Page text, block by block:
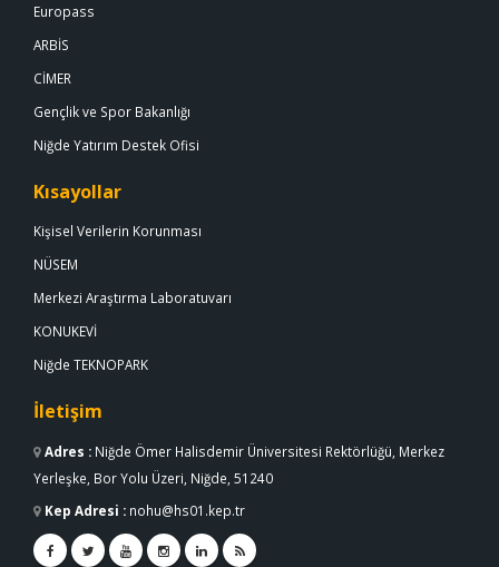
Europass
ARBİS
CİMER
Gençlik ve Spor Bakanlığı
Niğde Yatırım Destek Ofisi
Kısayollar
Kişisel Verilerin Korunması
NÜSEM
Merkezi Araştırma Laboratuvarı
KONUKEVİ
Niğde TEKNOPARK
İletişim
Adres : Niğde Ömer Halisdemir Üniversitesi Rektörlüğü, Merkez
Yerleşke, Bor Yolu Üzeri, Niğde, 51240
Kep Adresi : nohu@hs01.kep.tr